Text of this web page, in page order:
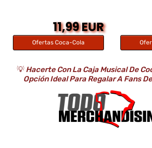
11,99 EUR
Ofertas Coca-Cola
💡Hacerte Con La Caja Musical De
Opción Ideal Para Regalar A Fans